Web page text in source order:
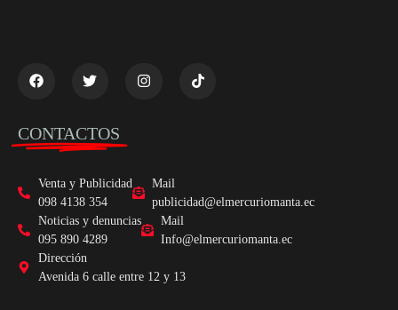
CONTACTOS
Venta y Publicidad
098 4138 354
Mail
publicidad@elmercuriomanta.ec
Noticias y denuncias
095 890 4289
Mail
Info@elmercuriomanta.ec
Dirección
Avenida 6 calle entre 12 y 13